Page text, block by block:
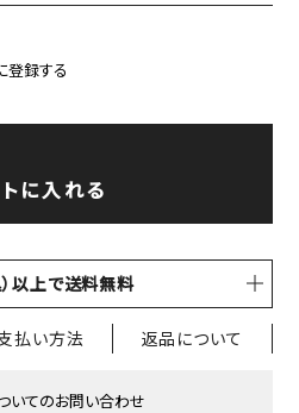
登録する
に入れる
以上で送料無料
払い方法 返品について
いてのお問い合わせ